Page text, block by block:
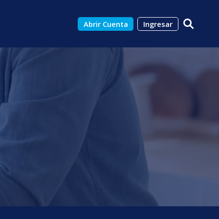
Abrir Cuenta Ingresar